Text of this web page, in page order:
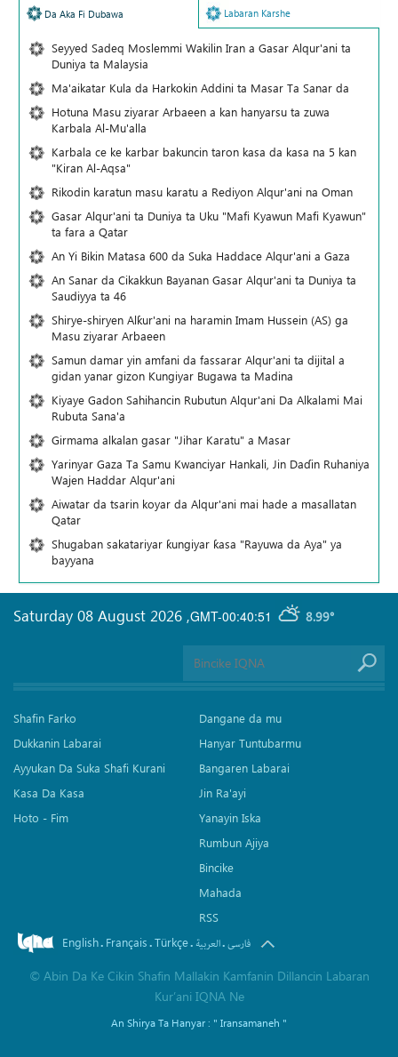
Da Aka Fi Dubawa Labaran Karshe
Seyyed Sadeq Moslemmi Wakilin Iran a Gasar Alqur'ani ta
Duniya ta Malaysia
Ma'aikatar Kula da Harkokin Addini ta Masar Ta Sanar da
Hotuna Masu ziyarar Arbaeen a kan hanyarsu ta zuwa
Karbala Al-Mu'alla
Karbala ce ke karbar bakuncin taron kasa da kasa na 5 kan
"Kiran Al-Aqsa"
Rikodin karatun masu karatu a Rediyon Alqur'ani na Oman
Gasar Alqur'ani ta Duniya ta Uku "Mafi Kyawun Mafi Kyawun"
ta fara a Qatar
An Yi Bikin Matasa 600 da Suka Haddace Alqur'ani a Gaza
An Sanar da Cikakkun Bayanan Gasar Alqur'ani ta Duniya ta
Saudiyya ta 46
Shirye-shiryen Alƙur'ani na haramin Imam Hussein (AS) ga
Masu ziyarar Arbaeen
Samun damar yin amfani da fassarar Alqur'ani ta dijital a
gidan yanar gizon Ƙungiyar Bugawa ta Madina
Kiyaye Gadon Sahihancin Rubutun Alqur'ani Da Alkalami Mai
Rubuta Sana'a
Girmama alkalan gasar "Jihar Karatu" a Masar
Yarinyar Gaza Ta Samu Kwanciyar Hankali, Jin Daɗin Ruhaniya
Wajen Haddar Alqur'ani
Aiwatar da tsarin koyar da Alqur'ani mai hade a masallatan
Qatar
Shugaban sakatariyar ƙungiyar ƙasa "Rayuwa da Aya" ya
bayyana
GMT-00:40:51 8.99°
Saturday 08 August 2026 ,
Shafin Farko
Dukkanin Labarai
Ayyukan Da Suka Shafi Kurani
Kasa Da Kasa
Hoto - Fim
Dangane da mu
Hanyar Tuntubarmu
Bangaren Labarai
Jin Ra'ayi
Yanayin Iska
Rumbun Ajiya
Bincike
Mahada
RSS
English. Français.Türkçe. العربیة.فارسی
© Abin Da Ke Cikin Shafin Mallakin Kamfanin Dillancin Labaran
Kur’ani IQNA Ne
An Shirya Ta Hanyar : " Iransamaneh "